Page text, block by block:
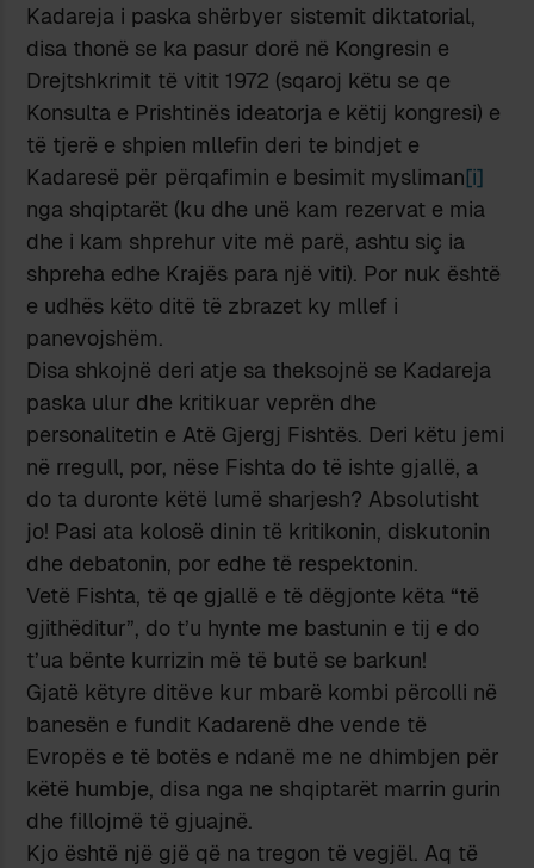
Kadareja i paska shërbyer sistemit diktatorial,
disa thonë se ka pasur dorë në Kongresin e
Drejtshkrimit të vitit 1972 (sqaroj këtu se qe
Konsulta e Prishtinës ideatorja e këtij kongresi) e
të tjerë e shpien mllefin deri te bindjet e
Kadaresë për përqafimin e besimit mysliman[i]
nga shqiptarët (ku dhe unë kam rezervat e mia
dhe i kam shprehur vite më parë, ashtu siç ia
shpreha edhe Krajës para një viti). Por nuk është
e udhës këto ditë të zbrazet ky mllef i
panevojshëm.
Disa shkojnë deri atje sa theksojnë se Kadareja
paska ulur dhe kritikuar veprën dhe
personalitetin e Atë Gjergj Fishtës. Deri këtu jemi
në rregull, por, nëse Fishta do të ishte gjallë, a
do ta duronte këtë lumë sharjesh? Absolutisht
jo! Pasi ata kolosë dinin të kritikonin, diskutonin
dhe debatonin, por edhe të respektonin.
Vetë Fishta, të qe gjallë e të dëgjonte këta “të
gjithëditur”, do t’u hynte me bastunin e tij e do
t’ua bënte kurrizin më të butë se barkun!
Gjatë këtyre ditëve kur mbarë kombi përcolli në
banesën e fundit Kadarenë dhe vende të
Evropës e të botës e ndanë me ne dhimbjen për
këtë humbje, disa nga ne shqiptarët marrin gurin
dhe fillojmë të gjuajnë.
Kjo është një gjë që na tregon të vegjël. Aq të